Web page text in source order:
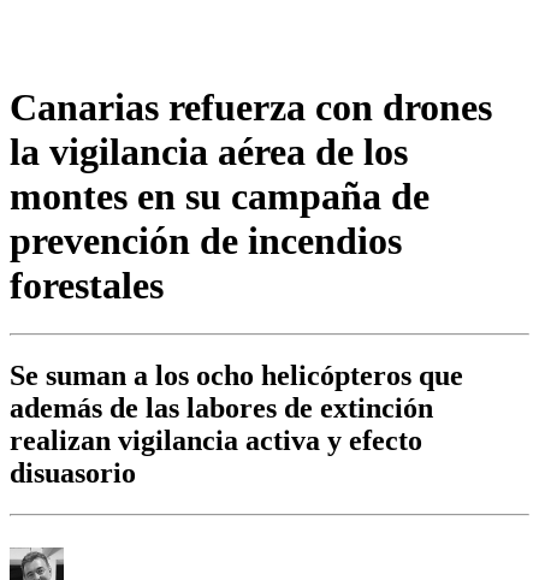
Canarias refuerza con drones
la vigilancia aérea de los
montes en su campaña de
prevención de incendios
forestales
Se suman a los ocho helicópteros que
además de las labores de extinción
realizan vigilancia activa y efecto
disuasorio